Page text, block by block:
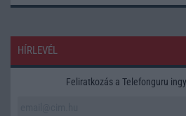
HÍRLEVÉL
Feliratkozás a Telefonguru